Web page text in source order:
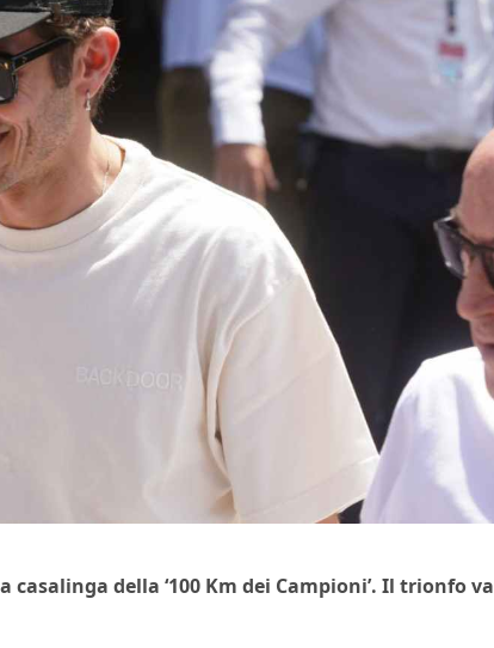
della ‘100 Km dei Campioni’. Il trionfo va